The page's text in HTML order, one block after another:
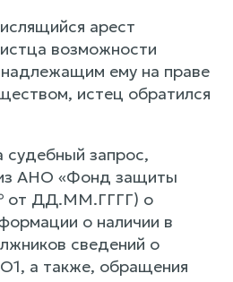
арест
возможности
ему на праве
истец обратился
судебный запрос,
АНО «Фонд защиты
от ДД.ММ.ГГГГ) о
о наличии в
сведений о
а также, обращения